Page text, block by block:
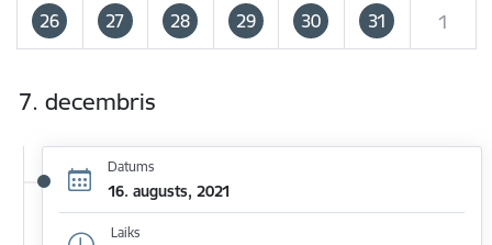
26 27 28 29 30 31 1
7. decembris
Datums
16. augusts, 2021
Laiks